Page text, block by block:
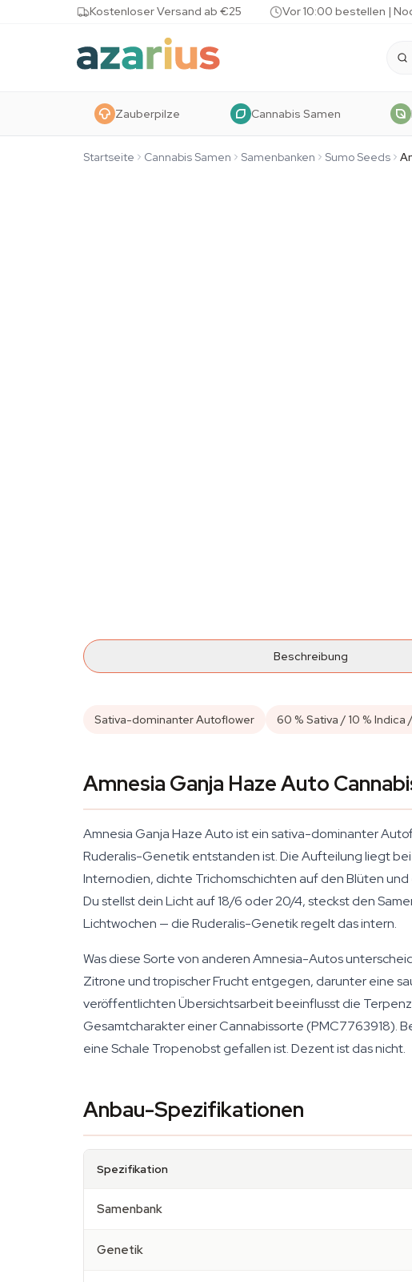
Skip to contentKostenloser Versand ab €25 Vor 10:00 bestellen |
Zauberpilze Cannabis Samen
Startseite Cannabis Samen Samenbanken Sumo Seeds
Beschreibung
Sativa-dominanter Autoflower 60 % Sativa / 10 % Indica
Amnesia Ganja Haze Auto
Amnesia Ganja Haze Auto ist ein sativa-dominanter
Ruderalis-Genetik entstanden ist. Die Aufteilung liegt bei
Internodien, dichte Trichomschichten auf den Blüten
Du stellst dein Licht auf 18/6 oder 20/4, steckst den
Lichtwochen — die Ruderalis-Genetik regelt das intern.
Was diese Sorte von anderen Amnesia-Autos
Zitrone und tropischer Frucht entgegen, darunter eine
veröffentlichten Übersichtsarbeit beeinflusst die
Gesamtcharakter einer Cannabissorte (PMC7763918).
eine Schale Tropenobst gefallen ist. Dezent ist das nicht.
Anbau-Spezifikationen
Spezifikation
Samenbank
Genetik